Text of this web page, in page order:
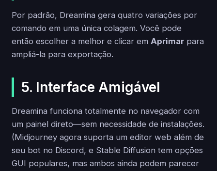
Por padrão, Dreamina gera quatro variações por
comando em uma única colagem. Você pode
então escolher a melhor e clicar em Aprimar para
ampliá-la para exportação.
5. Interface Amigável
Dreamina funciona totalmente no navegador com
um painel direto—sem necessidade de instalações.
(Midjourney agora suporta um editor web além de
seu bot no Discord, e Stable Diffusion tem opções
GUI populares, mas ambos ainda podem parecer